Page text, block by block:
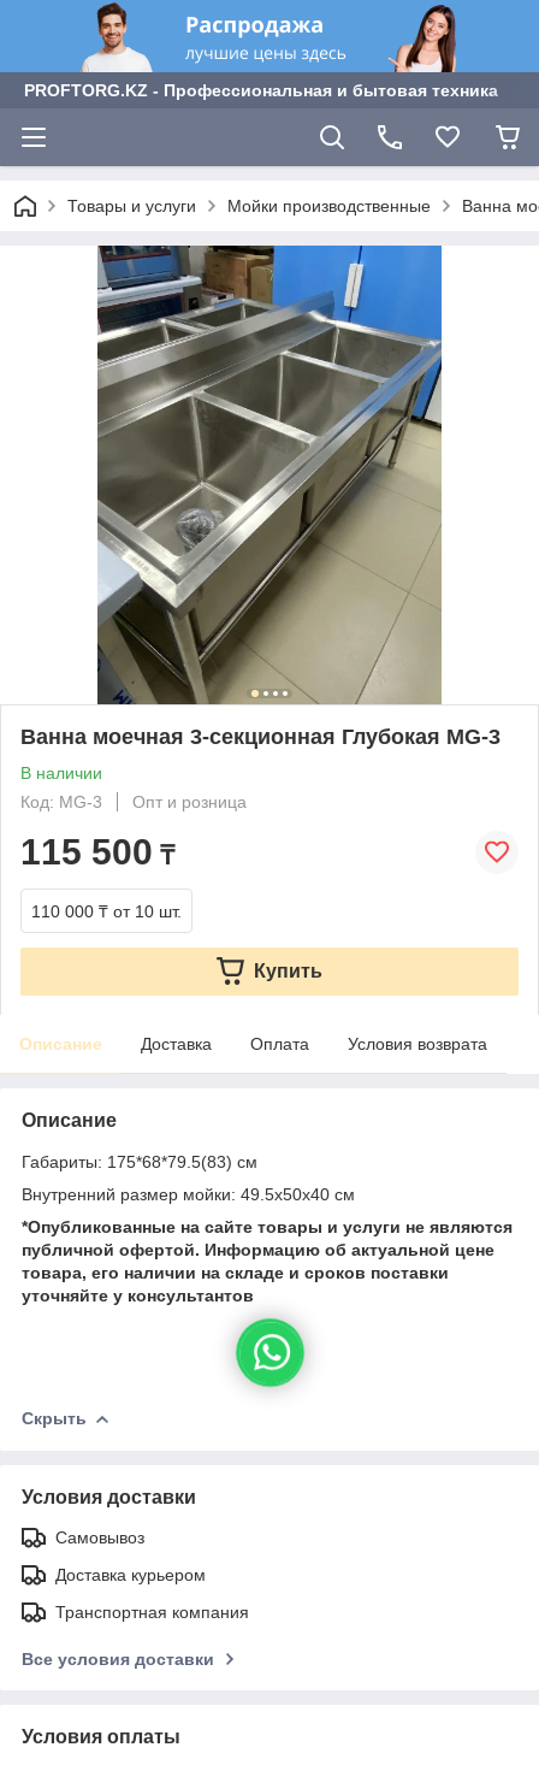
PROFTORG.KZ - Профессиональная и бытовая техника
Товары и услуги Мойки производственные Ванна
Ванна моечная 3-секционная Глубокая MG-3
В наличии
Код: MG-3
Опт и розница
115 500 ₸
110 000 ₸ от 10 шт.
Купить
Описание Доставка Оплата Условия возврата
Описание
Габариты: 175*68*79.5(83) см
Внутренний размер мойки: 49.5х50х40 см
*Опубликованные на сайте товары и услуги не являются
публичной офертой. Информацию об актуальной цене
товара, его наличии на складе и сроков поставки
уточняйте у консультантов
Скрыть
Условия доставки
Самовывоз
Доставка курьером
Транспортная компания
Все условия доставки
Условия оплаты